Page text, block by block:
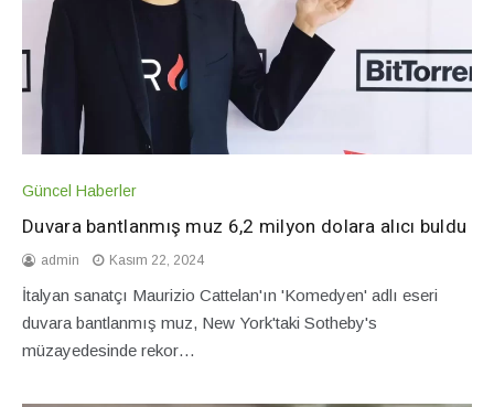
Güncel Haberler
Duvara bantlanmış muz 6,2 milyon dolara alıcı buldu
admin Kasım 22, 2024
İtalyan sanatçı Maurizio Cattelan'ın 'Komedyen' adlı eseri
duvara bantlanmış muz, New York'taki Sotheby's
müzayedesinde rekor…